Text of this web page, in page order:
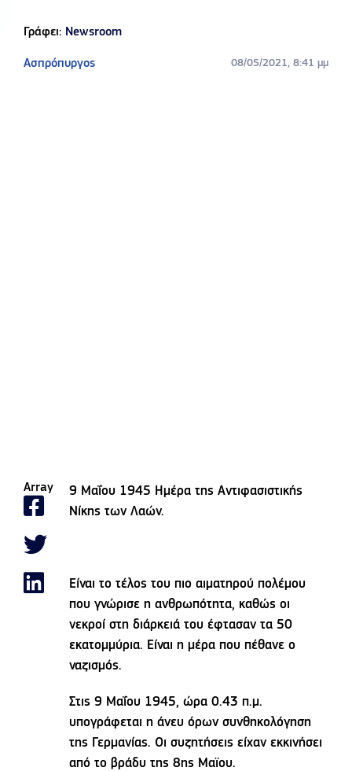
Γράφει: Newsroom
Ασπρόπυργος 08/05/2021, 8:41 μμ
Array
9 Μαΐου 1945 Ημέρα της Αντιφασιστικής
Νίκης των Λαών.
Είναι το τέλος του πιο αιματηρού πολέμου
που γνώρισε η ανθρωπότητα, καθώς οι
νεκροί στη διάρκειά του έφτασαν τα 50
εκατομμύρια. Είναι η μέρα που πέθανε ο
ναζισμός.
Στις 9 Μαΐου 1945, ώρα 0.43 π.μ.
υπογράφεται η άνευ όρων συνθηκολόγηση
της Γερμανίας. Οι συζητήσεις είχαν εκκινήσει
από το βράδυ της 8ης Μαϊου.